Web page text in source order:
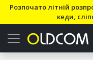
Розпочато літній
кеди,